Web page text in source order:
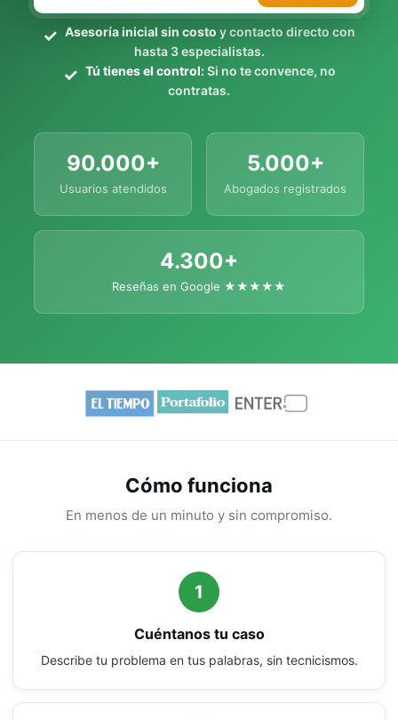
Asesoría inicial sin costo y contacto directo con
hasta 3 especialistas.
Tú tienes el control:Si no te convence, no
contratas.
90.000+
Usuarios atendidos
5.000+
Abogados registrados
4.300+
Reseñas en Google ★★★★★
Cómo funciona
En menos de un minuto y sin compromiso.
1
Cuéntanos tu caso
Describe tu problema en tus palabras, sin tecnicismos.